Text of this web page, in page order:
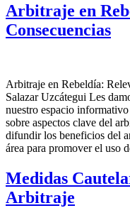
Arbitraje en
Consecuencias
Arbitraje en Rebeldía:
Salazar Uzcátegui Les
nuestro espacio
sobre aspectos clave del
difundir los beneficios del
área para promover el uso
Medidas
Arbitraje